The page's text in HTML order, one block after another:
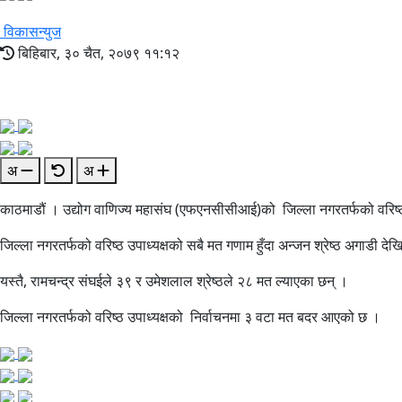
विकासन्युज
बिहिबार, ३० चैत, २०७९ ११:१२
अ
अ
काठमाडौं । उद्योग वाणिज्य महासंघ (एफएनसीसीआई)को जिल्ला नगरतर्फको
जिल्ला नगरतर्फको वरिष्ठ उपाध्यक्षको सबै मत गणाम हुँदा अन्जन श्रेष्ठ
यस्तै, रामचन्द्र संघईले ३९ र उमेशलाल श्रेष्ठले २८ मत ल्याएका छन् ।
जिल्ला नगरतर्फको वरिष्ठ उपाध्यक्षको निर्वाचनमा ३ वटा मत बदर आएको छ ।